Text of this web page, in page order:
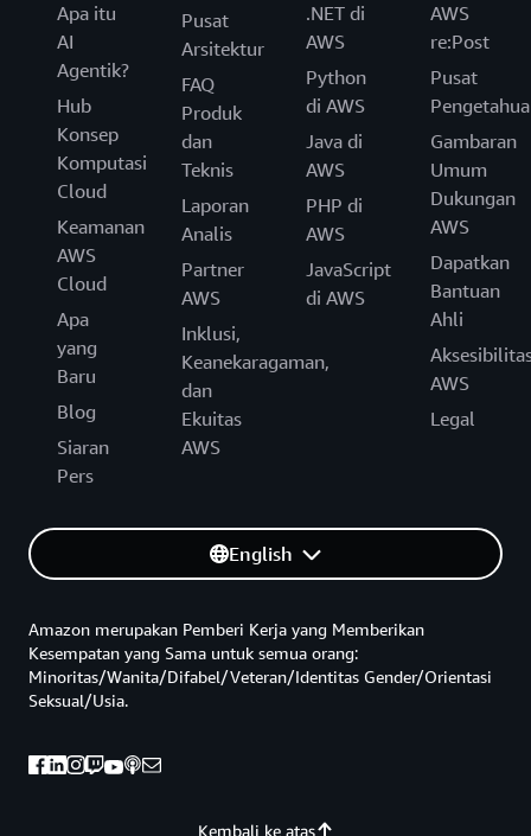
Apa itu
AI
Agentik?
Hub
Konsep
Komputasi
Cloud
Keamanan
AWS
Cloud
Apa
yang
Baru
Blog
Siaran
Pers
Pusat
Arsitektur
FAQ
Produk
dan
Teknis
Laporan
Analis
Partner
AWS
Inklusi,
Keanekaragaman,
dan
Ekuitas
AWS
.NET di
AWS
Python
di AWS
Java di
AWS
PHP di
AWS
JavaScript
di AWS
AWS
re:Post
Pusat
Gambaran
Umum
Dukungan
AWS
Dapatkan
Bantuan
Ahli
AWS
Legal
English
Kembali ke atas
Amazon merupakan Pemberi Kerja yang Memberikan
Kesempatan yang Sama untuk semua orang:
Minoritas/Wanita/Difabel/Veteran/Identitas Gender/Orientasi
Seksual/Usia.